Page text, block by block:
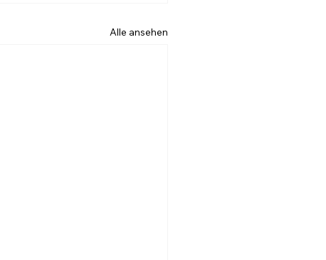
Alle ansehen